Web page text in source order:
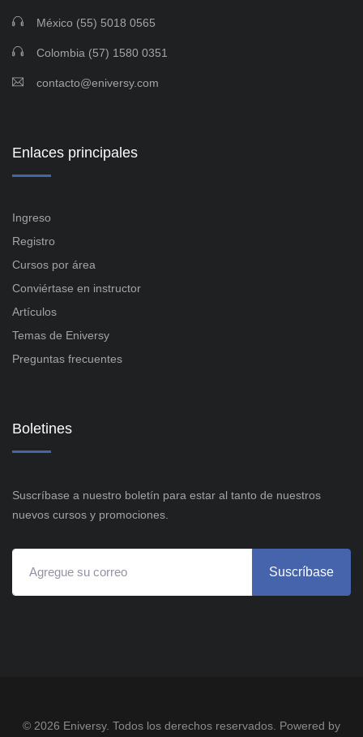
México (55) 5018 0565
Colombia (57) 1580 0351
contacto@eniversy.com
Enlaces principales
Ingreso
Registro
Cursos por área
Conviértase en instructor
Artículos
Temas de Eniversy
Preguntas frecuentes
Boletines
Suscríbase a nuestro boletín para estar al tanto de nuestros
nuevos cursos y promociones.
Suscríbase
© 2026 Eniversy. Todos los derechos reservados. Powered by